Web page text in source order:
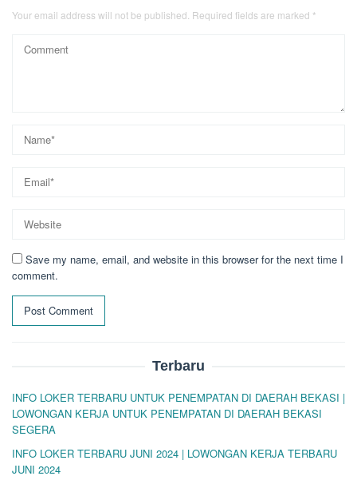
Your email address will not be published. Required fields are marked *
Save my name, email, and website in this browser for the next time I
comment.
Terbaru
INFO LOKER TERBARU UNTUK PENEMPATAN DI DAERAH BEKASI |
LOWONGAN KERJA UNTUK PENEMPATAN DI DAERAH BEKASI
SEGERA
INFO LOKER TERBARU JUNI 2024 | LOWONGAN KERJA TERBARU
JUNI 2024